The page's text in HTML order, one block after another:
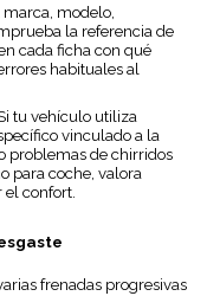
marca, modelo,
la referencia de
cada ficha con qué
habituales al
tu vehículo utiliza
vinculado a la
problemas de chirridos
para coche, valora
confort.
frenadas progresivas